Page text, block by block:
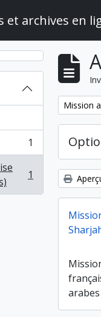
et archives en
1
1
Remove
Mission